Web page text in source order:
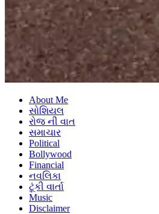
About Me
સોશિયલ
રોજ ની વાત
સમાચાર
Political
Bollywood
Financial
નવલિકા
ટૂંકી વાર્તા
Music
Disclaimer